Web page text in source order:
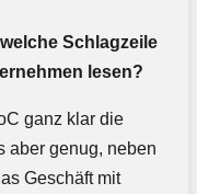
Schlagzeile
lesen?
ganz klar die
aber genug, neben
Geschäft mit